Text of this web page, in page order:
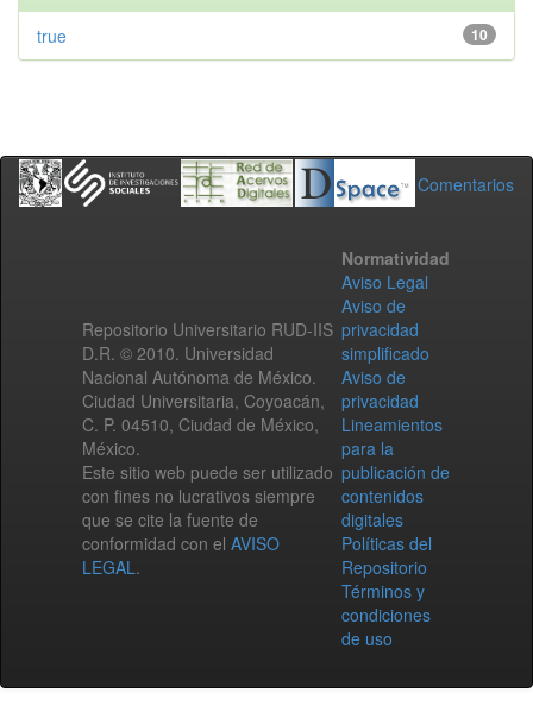
10
true
Comentarios
Repositorio Universitario RUD-IIS
D.R. © 2010. Universidad
Nacional Autónoma de México.
Ciudad Universitaria, Coyoacán,
C. P. 04510, Ciudad de México,
México.
Este sitio web puede ser utilizado
con fines no lucrativos siempre
que se cite la fuente de
conformidad con el AVISO
LEGAL.
Normatividad
Aviso Legal
Aviso de
privacidad
simplificado
Aviso de
privacidad
Lineamientos
para la
publicación de
contenidos
digitales
Políticas del
Repositorio
Términos y
condiciones
de uso